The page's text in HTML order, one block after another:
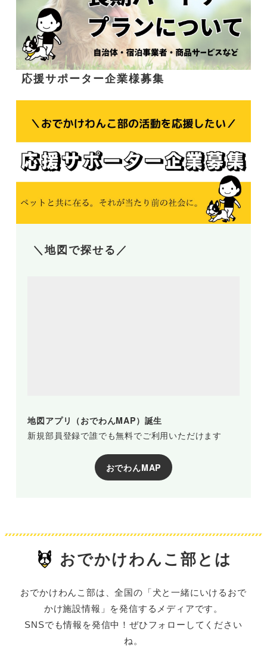
応援サポーター企業様募集
＼地図で探せる／
地図アプリ（おでわんMAP）誕生
新規部員登録で誰でも無料でご利用いただけます
おでわんMAP
おでかけわんこ部とは
おでかけわんこ部は、全国の「犬と一緒にいけるおで
かけ施設情報」を発信するメディアです。
SNSでも情報を発信中！ぜひフォローしてください
ね。